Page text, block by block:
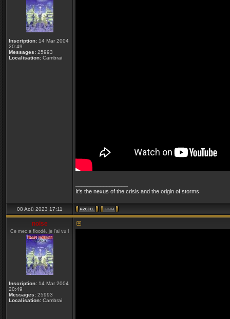
Inscription: 14 Mar 2004
20:49
Messages: 25993
Localisation: Cambrai
It's the nexus of the crisis and the origin of storms
08 Aoû 2023 17:11
noise
Ce mec a floodé, je l'ai vu !
Inscription: 14 Mar 2004
20:49
Messages: 25993
Localisation: Cambrai